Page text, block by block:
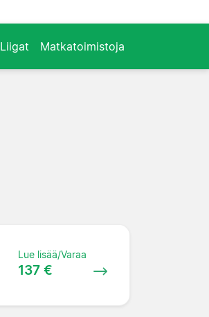
Liigat Matkatoimistoja
Lue lisää/Varaa
137 €